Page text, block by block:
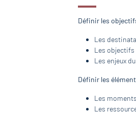
Définir les
Les
Les objectifs
Les enjeux
Définir les
Les
Les